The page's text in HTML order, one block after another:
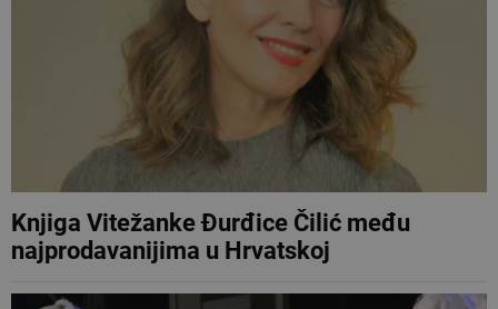
Knjiga Vitežanke Đurđice Čilić među
najprodavanijima u Hrvatskoj